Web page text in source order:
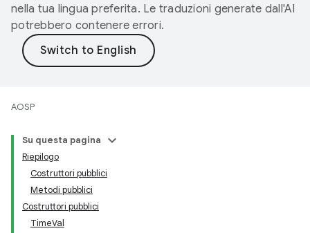
nella tua lingua preferita. Le traduzioni generate dall'AI
potrebbero contenere errori.
AOSP
Su questa pagina
Riepilogo
Costruttori pubblici
Metodi pubblici
Costruttori pubblici
TimeVal